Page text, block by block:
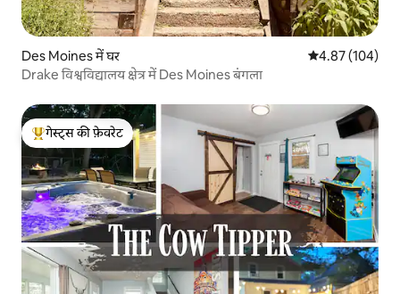
Des Moines में घर औसत रेटिंग 5 में से
4.87 (104)
Drake विश्वविद्यालय क्षेत्र में Des Moines बंगला
गेस्ट्स का टॉप फ़ेवरेट
गेस्ट्स की फ़ेवरेट